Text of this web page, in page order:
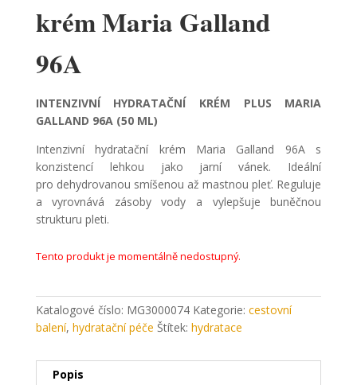
krém Maria Galland
96A
INTENZIVNÍ HYDRATAČNÍ KRÉM PLUS MARIA
GALLAND 96A (50 ML)
Intenzivní hydratační krém Maria Galland 96A s
konzistencí lehkou jako jarní vánek. Ideální
pro dehydrovanou smíšenou až mastnou pleť. Reguluje
a vyrovnává zásoby vody a vylepšuje buněčnou
strukturu pleti.
Tento produkt je momentálně nedostupný.
Katalogové číslo: MG3000074 Kategorie: cestovní
balení, hydratační péče Štítek: hydratace
Popis